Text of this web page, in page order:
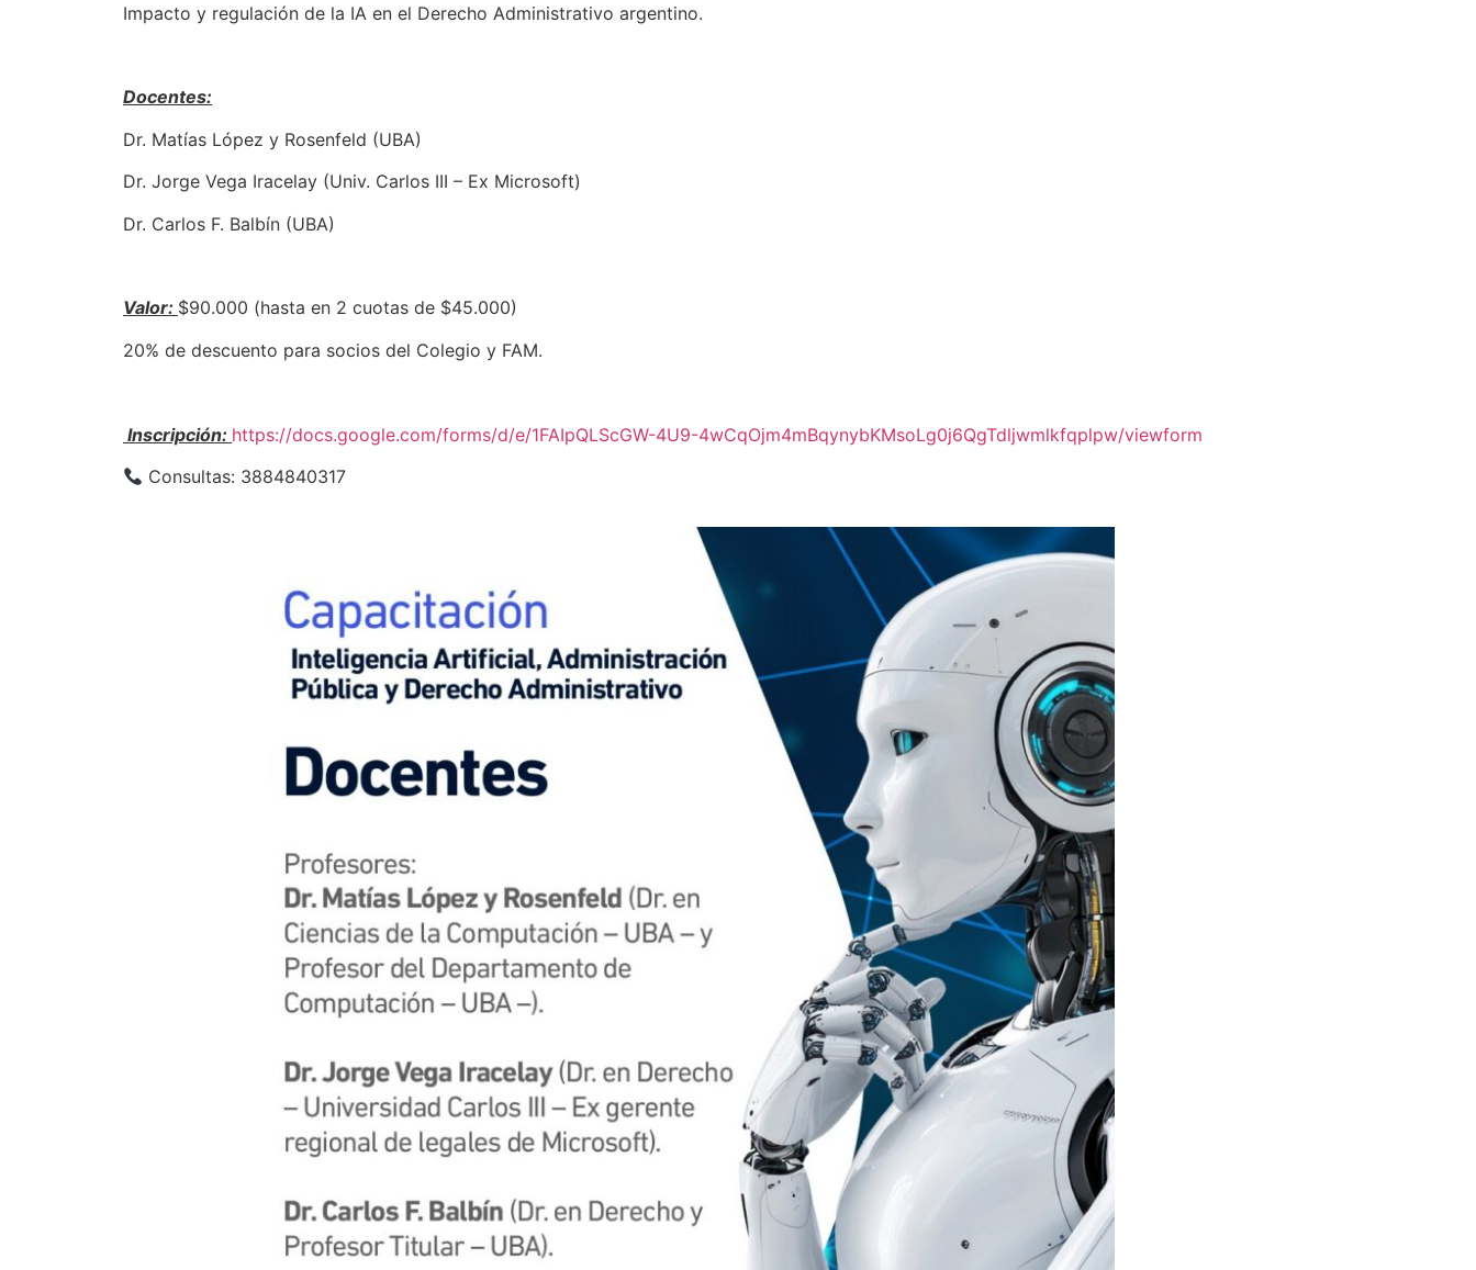
Impacto y regulación de la IA en el Derecho Administrativo argentino.
Docentes:
Dr. Matías López y Rosenfeld (UBA)
Dr. Jorge Vega Iracelay (Univ. Carlos III – Ex Microsoft)
Dr. Carlos F. Balbín (UBA)
Valor: $90.000 (hasta en 2 cuotas de $45.000)
20% de descuento para socios del Colegio y FAM.
Inscripción: https://docs.google.com/forms/d/e/1FAIpQLScGW-4U9-4wCqOjm4mBqynybKMsoLg0j6QgTdljwmlkfqplpw/viewform
Consultas: 3884840317